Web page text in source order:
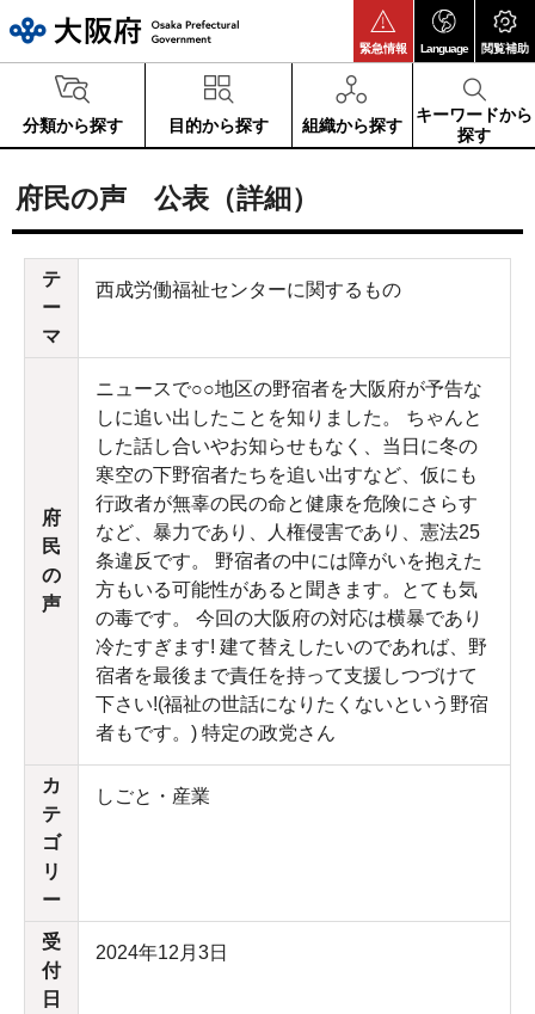
緊急情報 Language 閲覧補助
分類から探す 目的から探す 組織から探す
キーワードから
探す
府民の声 公表（詳細）
テ
ー
マ
西成労働福祉センターに関するもの
府
民
の
声
ニュースで○○地区の野宿者を大阪府が予告な
しに追い出したことを知りました。 ちゃんと
した話し合いやお知らせもなく、当日に冬の
寒空の下野宿者たちを追い出すなど、仮にも
行政者が無辜の民の命と健康を危険にさらす
など、暴力であり、人権侵害であり、憲法25
条違反です。 野宿者の中には障がいを抱えた
方もいる可能性があると聞きます。とても気
の毒です。 今回の大阪府の対応は横暴であり
冷たすぎます! 建て替えしたいのであれば、野
宿者を最後まで責任を持って支援しつづけて
下さい!(福祉の世話になりたくないという野宿
者もです。) 特定の政党さん
カ
テ
ゴ
リ
ー
しごと・産業
受
付
日
2024年12月3日